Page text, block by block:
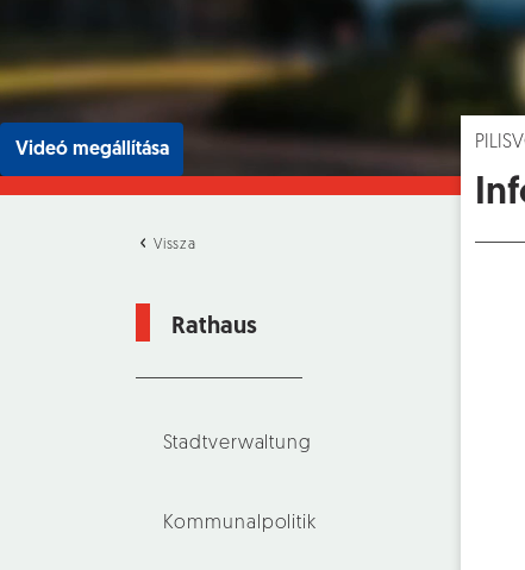
Videó megállítása
Vissza
Rathaus
Stadtverwaltung
Kommunalpolitik